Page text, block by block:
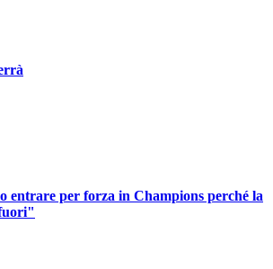
entrare per forza in Champions perché la